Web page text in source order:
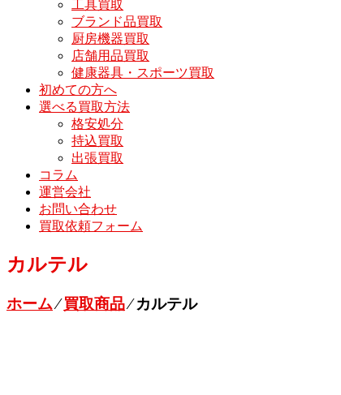
工具買取
ブランド品買取
厨房機器買取
店舗用品買取
健康器具・スポーツ買取
初めての方へ
選べる買取方法
格安処分
持込買取
出張買取
コラム
運営会社
お問い合わせ
買取依頼フォーム
カルテル
ホーム⁄買取商品⁄カルテル